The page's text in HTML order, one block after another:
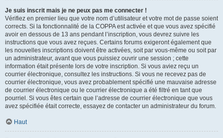
Je suis inscrit mais je ne peux pas me connecter !
Vérifiez en premier lieu que votre nom d’utilisateur et votre mot de passe soient
corrects. Si la fonctionnalité de la COPPA est activée et que vous avez spécifié
avoir en dessous de 13 ans pendant l’inscription, vous devrez suivre les
instructions que vous avez reçues. Certains forums exigeront également que
les nouvelles inscriptions doivent être activées, soit par vous-même ou soit par
un administrateur, avant que vous puissiez ouvrir une session ; cette
information était présente lors de votre inscription. Si vous aviez reçu un
courrier électronique, consultez les instructions. Si vous ne recevez pas de
courrier électronique, vous avez probablement spécifié une mauvaise adresse
de courrier électronique ou le courrier électronique a été filtré en tant que
pourriel. Si vous êtes certain que l’adresse de courrier électronique que vous
avez spécifiée était correcte, essayez de contacter un administrateur du forum.
Haut